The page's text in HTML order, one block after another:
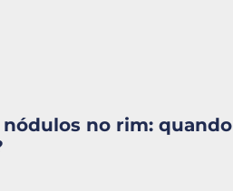
nódulos no rim: quando